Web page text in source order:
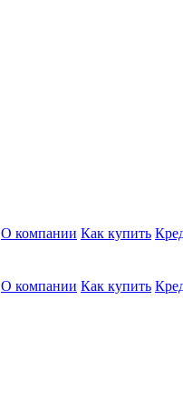
О компании Как купить
О компании Как купить